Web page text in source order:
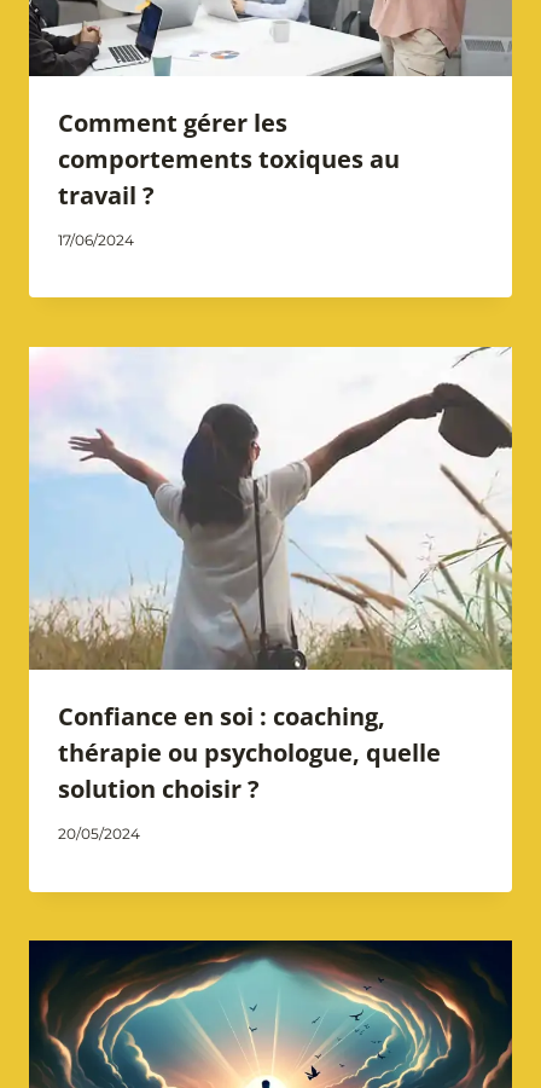
Comment gérer les
comportements toxiques au
travail ?
Par
17/06/2024
Confiance en soi : coaching,
thérapie ou psychologue, quelle
solution choisir ?
Par
20/05/2024